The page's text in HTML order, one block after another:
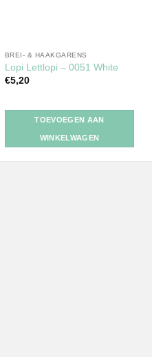
BREI- & HAAKGARENS
Lopi Lettlopi – 0051 White
€5,20
TOEVOEGEN AAN
WINKELWAGEN